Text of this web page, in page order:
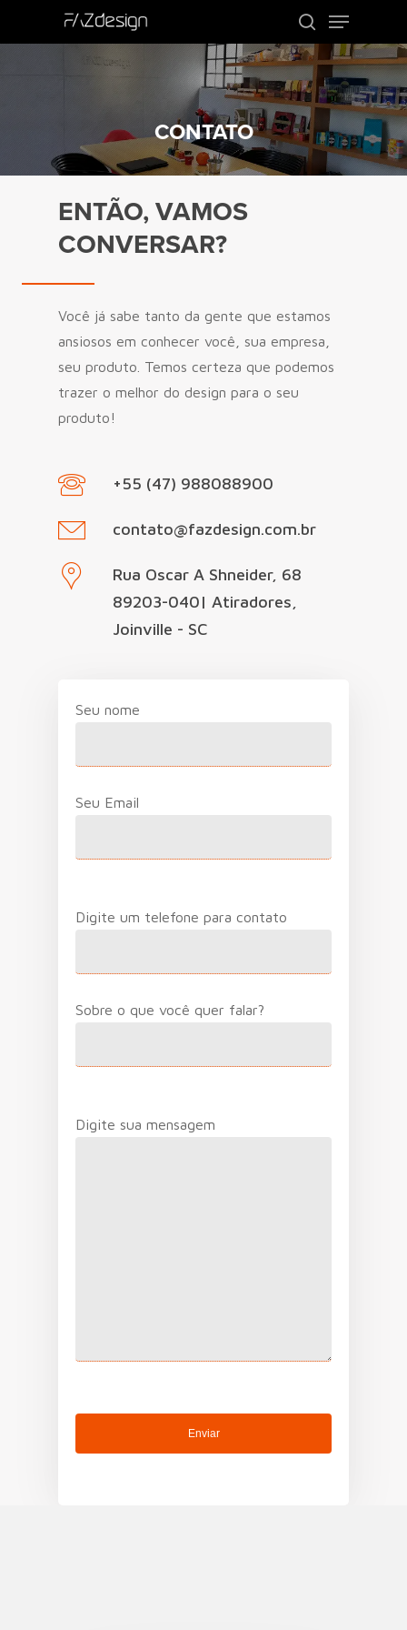
Use o ENTER para procurar ou ESC para
CONTATO
ENTÃO, VAMOS
CONVERSAR?
Você já sabe tanto da gente que estamos
ansiosos em conhecer você, sua empresa,
seu produto. Temos certeza que podemos
trazer o melhor do design para o seu
produto!
+55 (47) 988088900
contato@fazdesign.com.br
Rua Oscar A Shneider, 68
89203-040| Atiradores,
Joinville - SC
Seu nome
Seu Email
Digite um telefone para contato
Sobre o que você quer falar?
Digite sua mensagem